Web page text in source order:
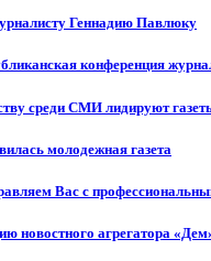
Геннадию Павлюку
конференция
среди СМИ лидируют
молодежная газета
Вас с
новостного агрегатора